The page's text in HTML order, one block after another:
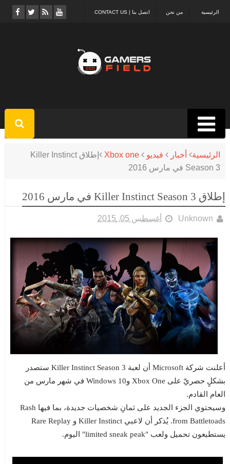
اتصل بنا | CONTACT US من نحن الرئيسية
الرئيسية أخبار فيديو Xbox one
إطلاق Killer Instinct
Season 3 في مارس 2016
إطلاق Killer Instinct Season 3 في مارس 2016
Unknown أغسطس 05, 2015
أعلنت شركة Microsoft أن لعبة Killer Instinct Season 3 ستصدر
بشكلٍ حصريّ على Xbox One وWindows 10 في شهر مارس من
العام القادم.
وسيحتوي الجزء الجديد على ثمانِ شخصيات جديدة، بما فيها Rash
from Battletoads. يُذكر أن لاعبي Killer Instinct و Rare Replay
يستطيعون تحميل ولعب "limited sneak peak" اليوم.